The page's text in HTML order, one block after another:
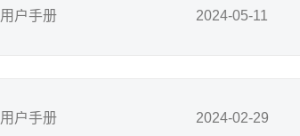
用户手册 2024-05-11
用户手册 2024-02-29